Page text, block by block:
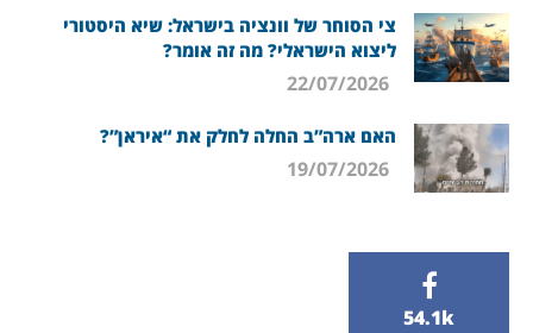
צי הסוחר של וונציה בישראל: שיא היסטורי
ליצוא הישראלי? מה זה אומר?
האם ארה”ב החלה לחלק את “איראן”?
54.1k